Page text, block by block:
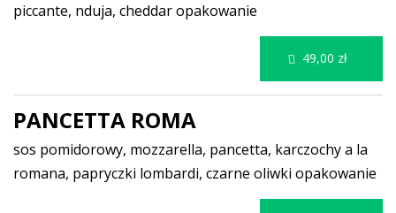
piccante, nduja, cheddaropakowanie
PANCETTA ROMA
sos pomidorowy, mozzarella, pancetta, karczochy a la
romana, papryczki lombardi, czarne oliwki opakowanie